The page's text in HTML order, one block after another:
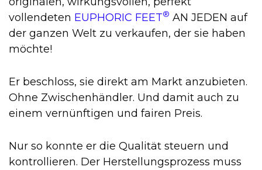
vollendeten EUPHORIC FEET® AN JEDEN auf
der ganzen Welt zu verkaufen, der sie haben
möchte!
Er beschloss, sie direkt am Markt anzubieten.
Ohne Zwischenhändler. Und damit auch zu
einem vernünftigen und fairen Preis.
Nur so konnte er die Qualität steuern und
kontrollieren. Der Herstellungsprozess muss